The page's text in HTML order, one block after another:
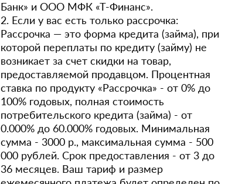
Банк» и ООО МФК «Т-Финанс».
2. Если у вас есть только рассрочка:
Рассрочка — это форма кредита (займа), при
которой переплаты по кредиту (займу) не
возникает за счет скидки на товар,
предоставляемой продавцом. Процентная
ставка по продукту «Рассрочка» - от 0% до
100% годовых, полная стоимость
потребительского кредита (займа) - от
0.000% до 60.000% годовых. Минимальная
сумма - 3000 р., максимальная сумма - 500
000 рублей. Срок предоставления - от 3 до
36 месяцев. Ваш тариф и размер